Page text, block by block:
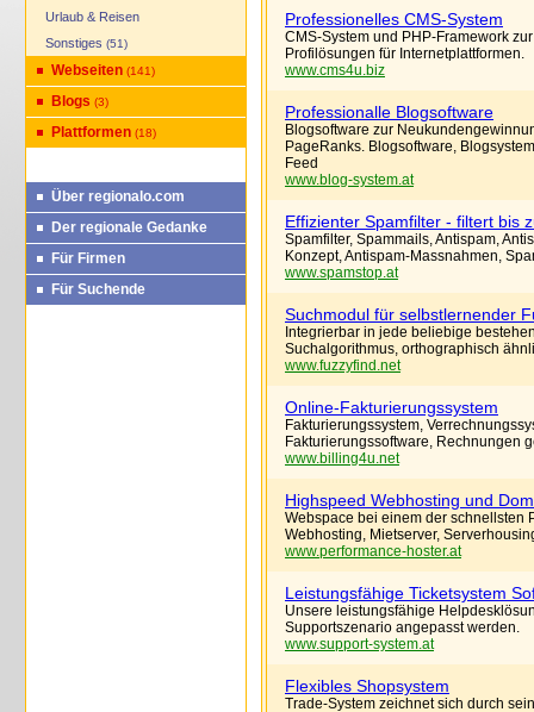
Urlaub & Reisen
Sonstiges (51)
Webseiten (141)
Blogs (3)
Plattformen (18)
Über regionalo.com
Der regionale Gedanke
Für Firmen
Für Suchende
Professionelles CMS-System
CMS-System und PHP-Framework
Profilösungen für Internetplattformen.
www.cms4u.biz
Professionalle Blogsoftware
Blogsoftware zur
PageRanks. Blogsoftware,
Feed
www.blog-system.at
Effizienter Spamfilter - filtert bis
Spamfilter, Spammails, Antispam,
Konzept, Antispam-Massnahmen,
www.spamstop.at
Suchmodul für selbstlernender
Integrierbar in jede beliebige
Suchalgorithmus, orthographisch
www.fuzzyfind.net
Online-Fakturierungssystem
Fakturierungssystem,
Fakturierungssoftware, Rechnungen
www.billing4u.net
Highspeed Webhosting und
Webspace bei einem der schnellsten
Webhosting, Mietserver,
www.performance-hoster.at
Leistungsfähige Ticketsystem
Unsere leistungsfähige
Supportszenario angepasst werden.
www.support-system.at
Flexibles Shopsystem
Trade-System zeichnet sich durch